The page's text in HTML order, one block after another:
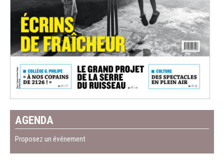
AGENDA
Proposez un événement